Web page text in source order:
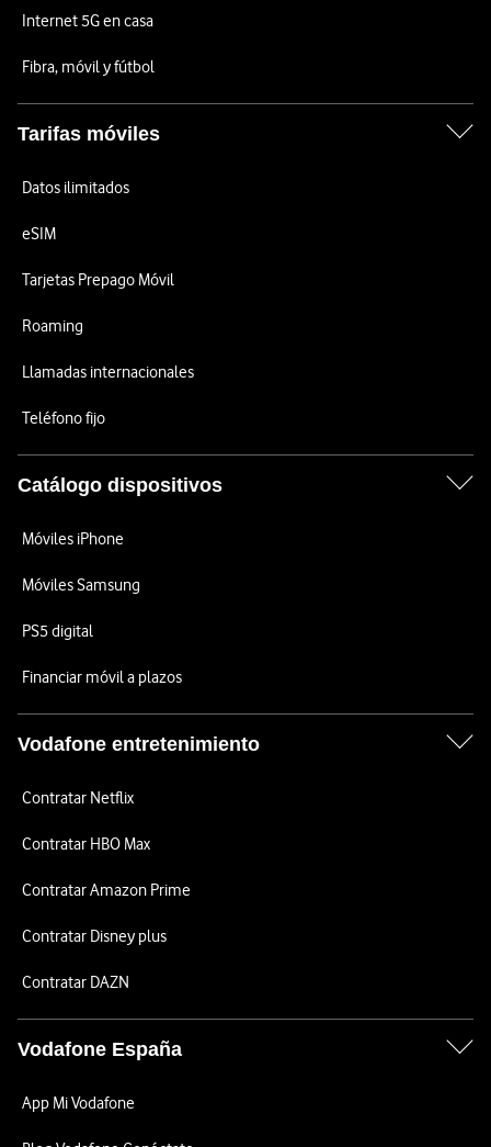
Internet 5G en casa
Fibra, móvil y fútbol
Tarifas móviles
Datos ilimitados
eSIM
Tarjetas Prepago Móvil
Roaming
Llamadas internacionales
Teléfono fijo
Catálogo dispositivos
Móviles iPhone
Móviles Samsung
PS5 digital
Financiar móvil a plazos
Vodafone entretenimiento
Contratar Netflix
Contratar HBO Max
Contratar Amazon Prime
Contratar Disney plus
Contratar DAZN
Vodafone España
App Mi Vodafone